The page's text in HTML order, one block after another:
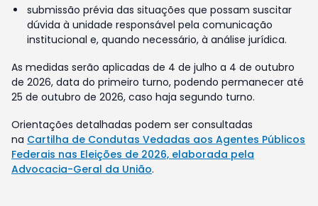
submissão prévia das situações que possam suscitar
dúvida à unidade responsável pela comunicação
institucional e, quando necessário, à análise jurídica.
As medidas serão aplicadas de 4 de julho a 4 de outubro
de 2026, data do primeiro turno, podendo permanecer até
25 de outubro de 2026, caso haja segundo turno.
Orientações detalhadas podem ser consultadas
na Cartilha de Condutas Vedadas aos Agentes Públicos
Federais nas Eleições de 2026, elaborada pela
Advocacia-Geral da União.